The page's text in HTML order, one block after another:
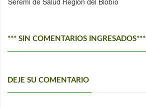
*** SIN COMENTARIOS INGRESADOS***
DEJE SU COMENTARIO